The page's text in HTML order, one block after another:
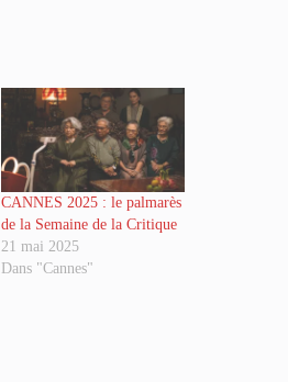
CANNES 2025 : le palmarès
de la Semaine de la Critique
21 mai 2025
Dans "Cannes"